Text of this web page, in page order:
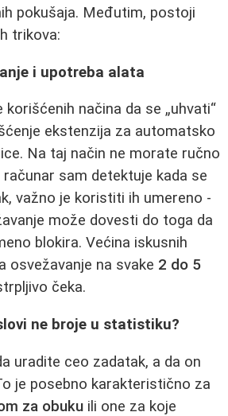
pokušaja. Međutim, postoji
trikova:
i upotreba alata
načina da se „uhvati“
ekstenzija za automatsko
Na taj način ne morate ručno
računar sam detektuje kada se
važno je koristiti ih umereno -
može dovesti do toga da
blokira. Većina iskusnih
osvežavanje na svake 2 do 5
čeka.
ne broje u statistiku?
uradite ceo zadatak, a da on
je posebno karakteristično za
za obuku ili one za koje